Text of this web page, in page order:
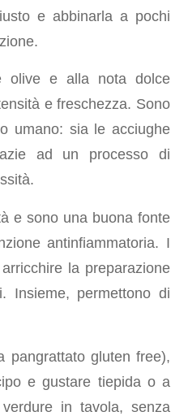
e abbinarla a pochi
olive e alla nota dolce
e freschezza. Sono
umano: sia le acciughe
ad un processo di
e sono una buona fonte
antinfiammatoria. I
la preparazione
Insieme, permettono di
pangrattato gluten free),
e gustare tiepida o a
in tavola, senza